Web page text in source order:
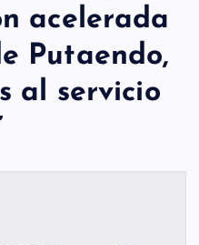
acelerada
Putaendo,
al servicio